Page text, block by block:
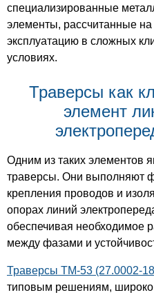
специализированные
элементы, рассчитанные
эксплуатацию в сложных
условиях.
Траверсы как
элемент
Одним из таких элементов
траверсы. Они выполняют
крепления проводов и
опорах линий
обеспечивая необходимое
между фазами и
Траверсы ТМ-53 (27.0002-
типовым решениям,